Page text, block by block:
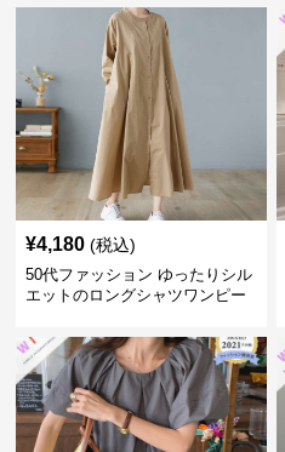
¥4,180 (税込)
50代ファッション ゆったりシル
エットのロングシャツワンピー